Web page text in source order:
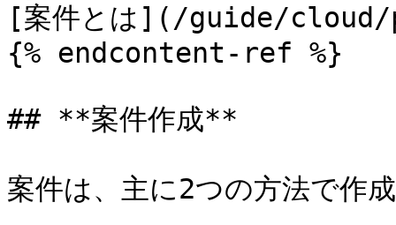
[案件とは](/guide/
{% endcontent-ref %}
## **案件作成**
案件は、主に2つの方法で作